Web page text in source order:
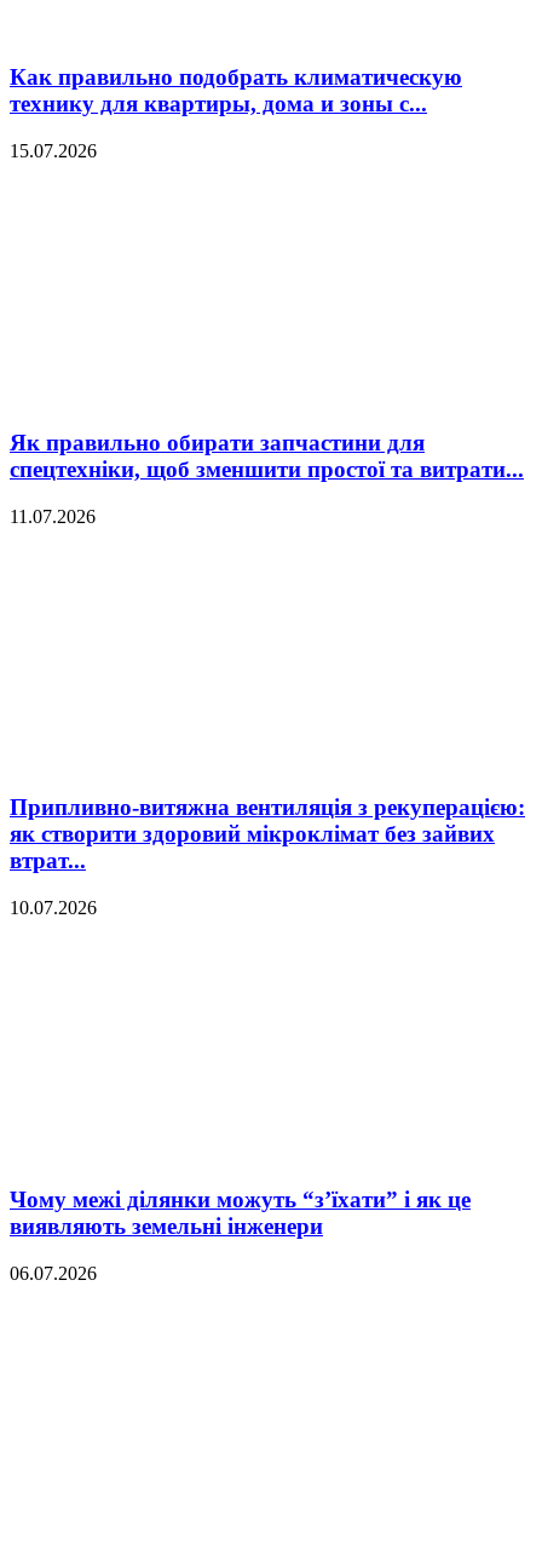
Как правильно подобрать климатическую
технику для квартиры, дома и зоны с...
15.07.2026
Як правильно обирати запчастини для
спецтехніки, щоб зменшити простої та витрати...
11.07.2026
Припливно-витяжна вентиляція з рекуперацією:
як створити здоровий мікроклімат без зайвих
втрат...
10.07.2026
Чому межі ділянки можуть “з’їхати” і як це
виявляють земельні інженери
06.07.2026